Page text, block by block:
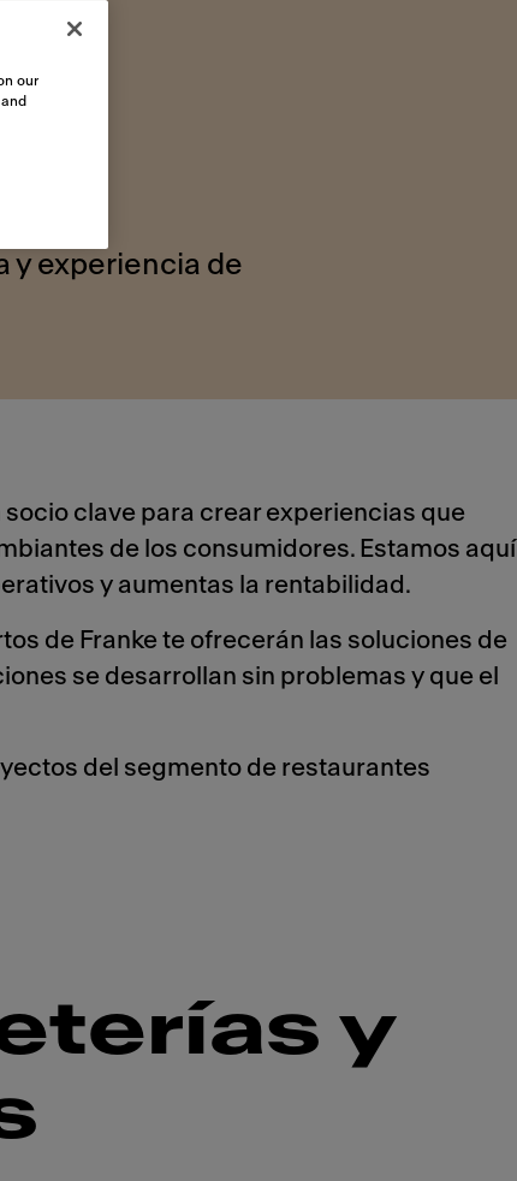
y experiencia de
clave para crear experiencias que
de los consumidores. Estamos aquí
y aumentas la rentabilidad.
de Franke te ofrecerán las soluciones de
se desarrollan sin problemas y que el
del segmento de restaurantes
y
our